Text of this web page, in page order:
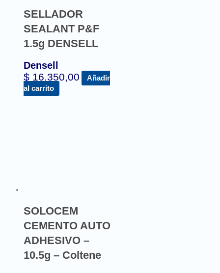
SELLADOR
SEALANT P&F
1.5g DENSELL
Densell
$ 16.350,00
Añadir
al carrito
SOLOCEM
CEMENTO AUTO
ADHESIVO –
10.5g – Coltene